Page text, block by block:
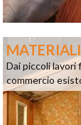
Dai piccoli lavori
commercio